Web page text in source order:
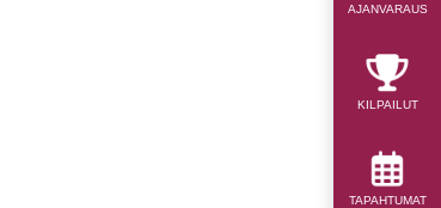
AJAN­VARAUS
KILPAILUT
TAPAHTUMAT